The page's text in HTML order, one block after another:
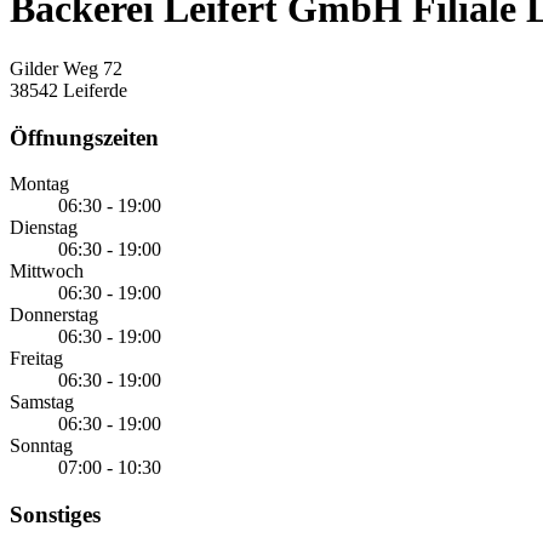
Bäckerei Leifert GmbH Filiale
Gilder Weg 72
38542 Leiferde
Öffnungszeiten
Montag
06:30 - 19:00
Dienstag
06:30 - 19:00
Mittwoch
06:30 - 19:00
Donnerstag
06:30 - 19:00
Freitag
06:30 - 19:00
Samstag
06:30 - 19:00
Sonntag
07:00 - 10:30
Sonstiges